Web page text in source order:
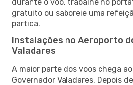
durante o voo, trabalhe no
gratuito ou saboreie uma
partida.
Instalações no Aeroporto
Valadares
A maior parte dos voos chega
Governador Valadares. Depois